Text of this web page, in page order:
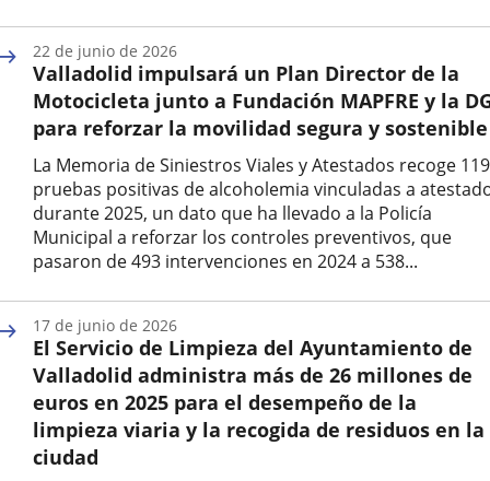
la
noticia
Valladolid impulsará un Plan Director de la
Motocicleta junto a Fundación MAPFRE y la
para reforzar la movilidad segura y sostenible
La Memoria de Siniestros Viales y Atestados recoge 119
pruebas positivas de alcoholemia vinculadas a
durante 2025, un dato que ha llevado a la Policía
Municipal a reforzar los controles preventivos, que
pasaron de 493 intervenciones en 2024 a 538...
la
noticia
22 de junio de 2026
El Servicio de Limpieza del Ayuntamiento de
Valladolid administra más de 26 millones de
euros en 2025 para el desempeño de la
limpieza viaria y la recogida de residuos en la
ciudad
17 de junio de 2026